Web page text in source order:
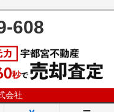
608
会社